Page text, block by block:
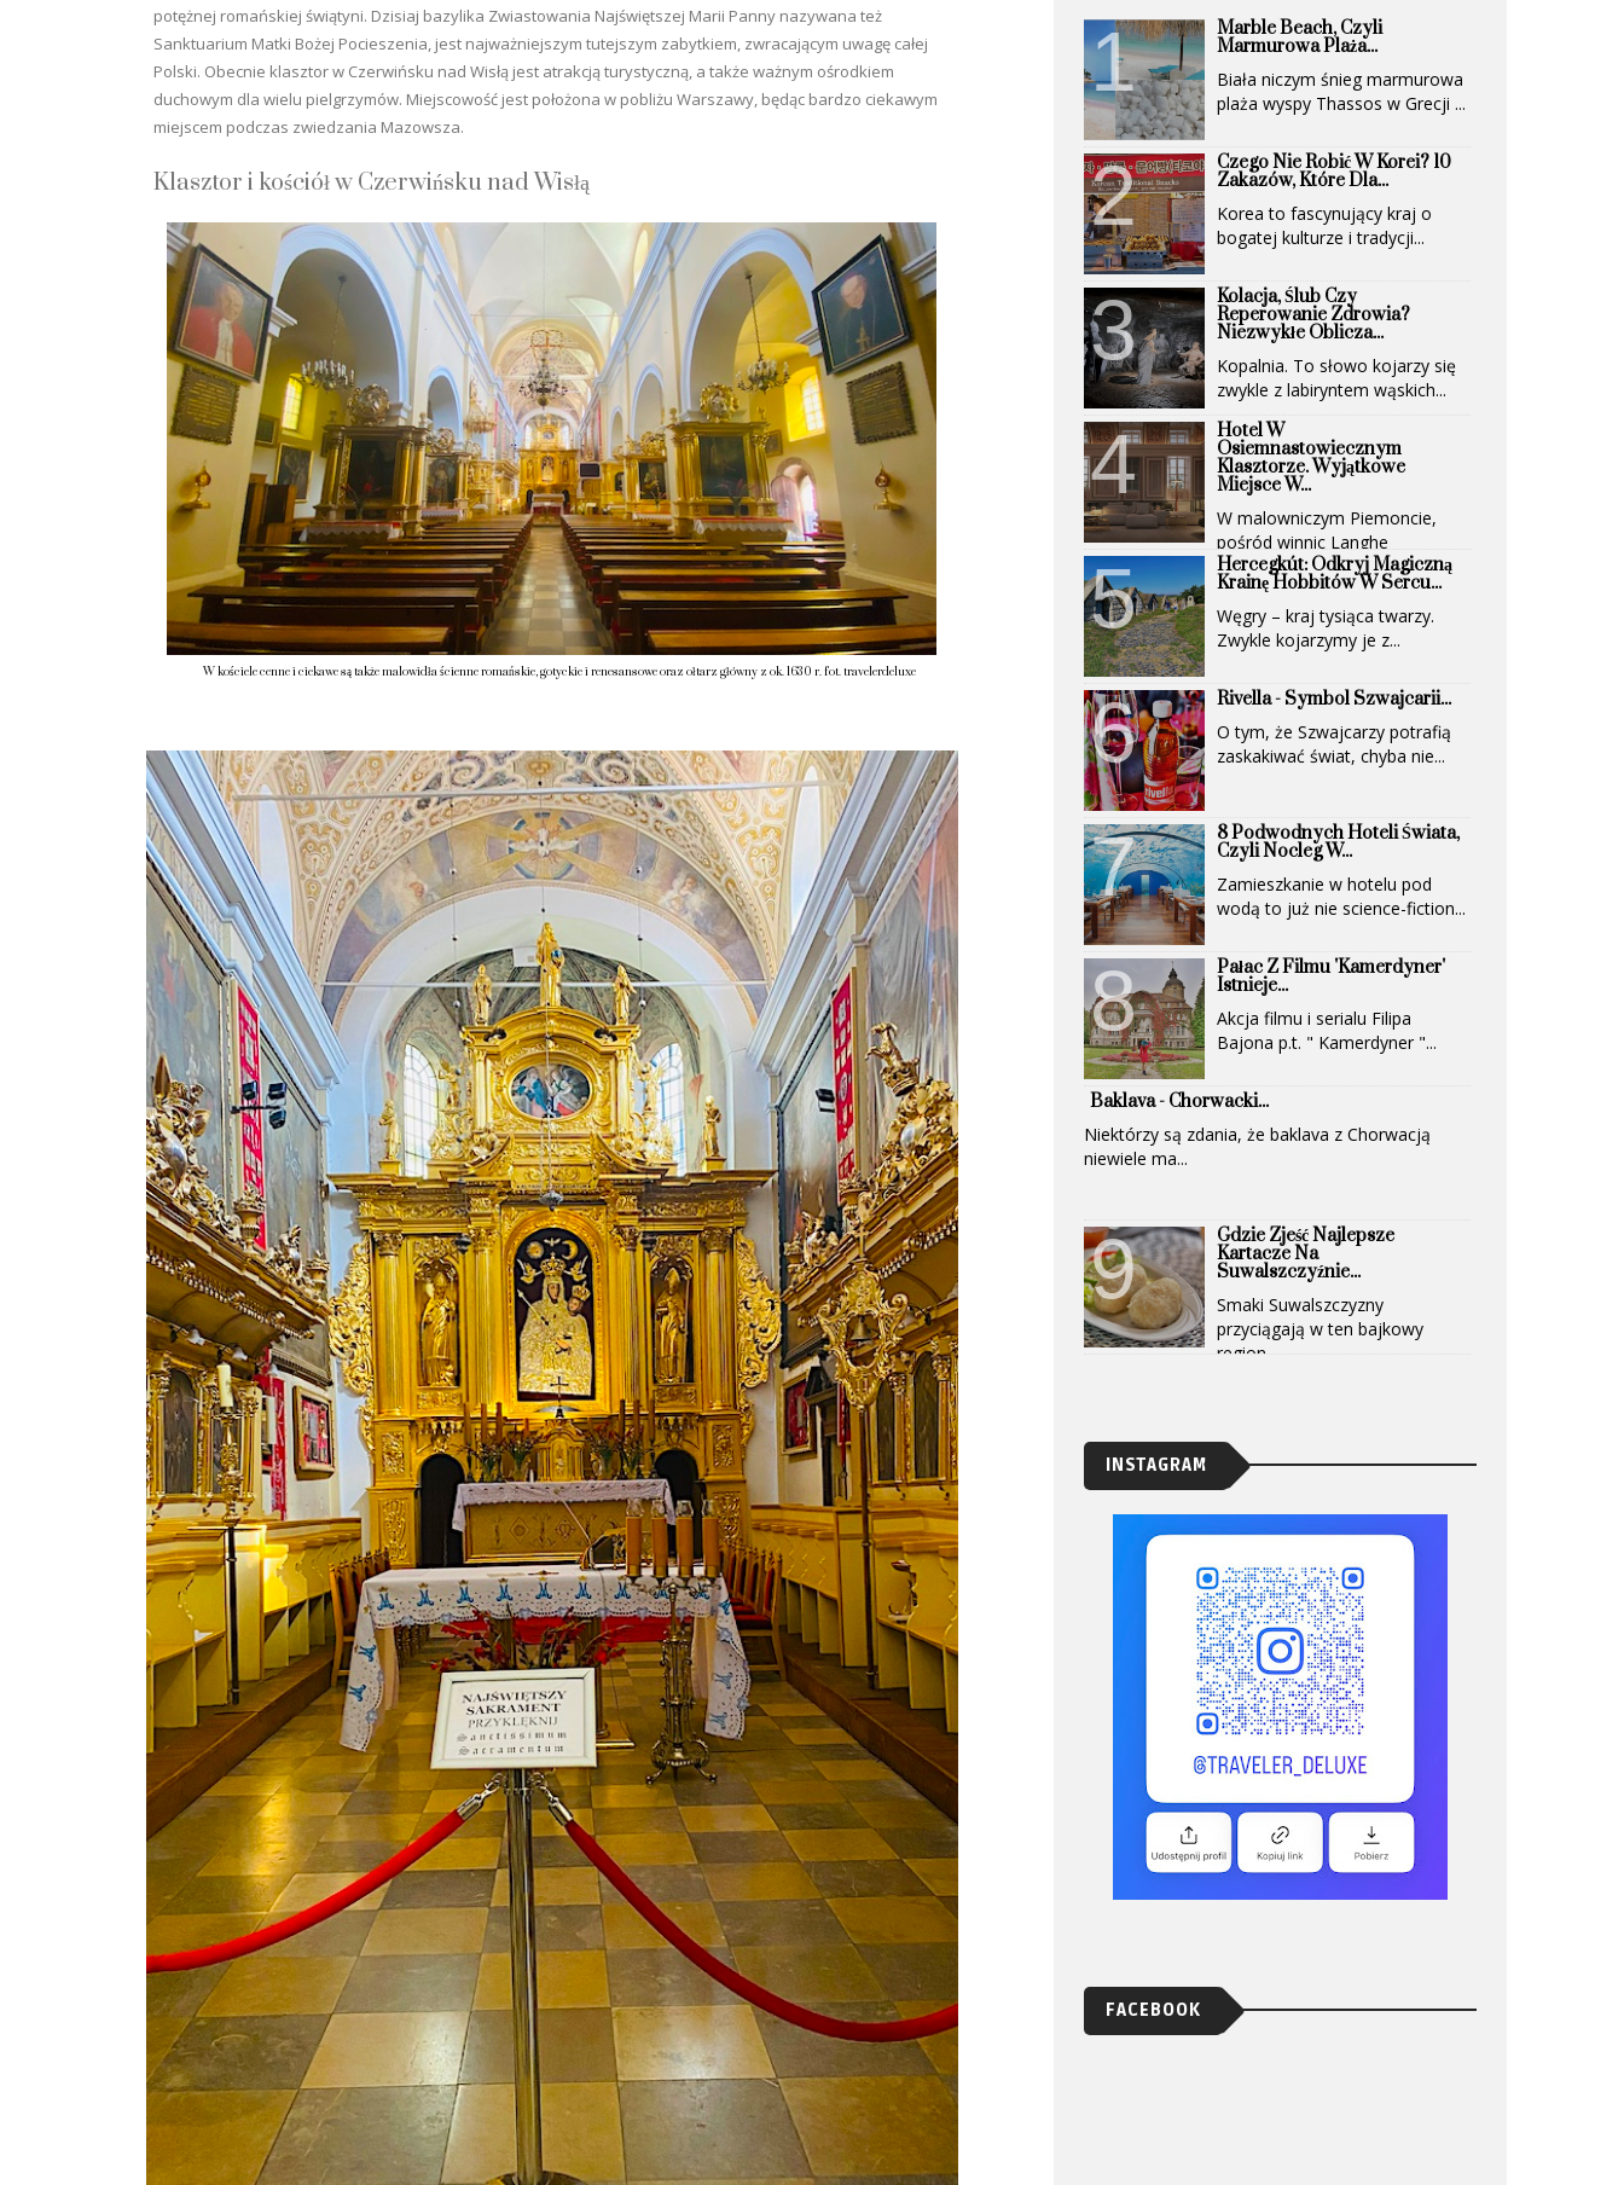
potężnej romańskiej świątyni. Dzisiaj bazylika Zwiastowania Najświętszej Marii Panny nazywana też
Sanktuarium Matki Bożej Pocieszenia, jest najważniejszym tutejszym zabytkiem, zwracającym uwagę całej
Polski. Obecnie klasztor w Czerwińsku nad Wisłą jest atrakcją turystyczną, a także ważnym ośrodkiem
duchowym dla wielu pielgrzymów. Miejscowość jest położona w pobliżu Warszawy, będąc bardzo ciekawym
miejscem podczas zwiedzania Mazowsza.
Klasztor i kościół w Czerwińsku nad Wisłą
W kościele cenne i ciekawe są także malowidła ścienne romańskie, gotyckie i renesansowe oraz ołtarz główny z ok. 1630 r. fot. travelerdeluxe
Marble Beach, Czyli
Marmurowa Plaża...
Biała niczym śnieg marmurowa
plaża wyspy Thassos w Grecji ...
Czego Nie Robić W Korei? 10
Zakazów, Które Dla...
Korea to fascynujący kraj o
bogatej kulturze i tradycji...
Kolacja, Ślub Czy
Reperowanie Zdrowia?
Niezwykłe Oblicza...
Kopalnia. To słowo kojarzy się
zwykle z labiryntem wąskich...
Hotel W
Osiemnastowiecznym
Klasztorze. Wyjątkowe
Miejsce W...
W malowniczym Piemoncie,
pośród winnic Langhe
(UNESCO)...
Hercegkút: Odkryj Magiczną
Krainę Hobbitów W Sercu...
Węgry – kraj tysiąca twarzy.
Zwykle kojarzymy je z...
Rivella - Symbol Szwajcarii...
O tym, że Szwajcarzy potrafią
zaskakiwać świat, chyba nie...
8 Podwodnych Hoteli Świata,
Czyli Nocleg W...
Zamieszkanie w hotelu pod
wodą to już nie science-fiction...
Pałac Z Filmu 'Kamerdyner'
Istnieje...
Akcja filmu i serialu Filipa
Bajona p.t. " Kamerdyner "...
Baklava - Chorwacki...
Niektórzy są zdania, że baklava z Chorwacją
niewiele ma...
Gdzie Zjeść Najlepsze
Kartacze Na
Suwalszczyźnie...
Smaki Suwalszczyzny
przyciągają w ten bajkowy
region...
INSTAGRAM
FACEBOOK